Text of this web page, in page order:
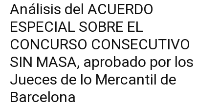
Análisis del ACUERDO
ESPECIAL SOBRE EL
CONCURSO CONSECUTIVO
SIN MASA, aprobado por los
Jueces de lo Mercantil de
Barcelona